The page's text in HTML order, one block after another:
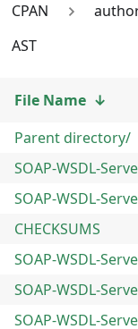
CPAN
AST
File Name ↓
Parent directory/
SOAP-WSDL-
SOAP-WSDL-
CHECKSUMS
SOAP-WSDL-
SOAP-WSDL-
SOAP-WSDL-